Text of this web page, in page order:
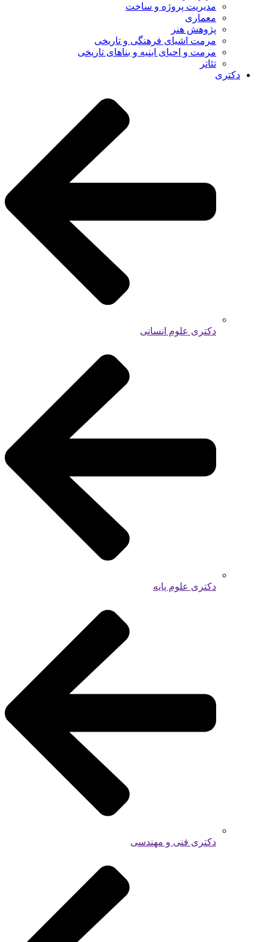
مدیریت پروژه و ساخت
معماری
پژوهش هنر
مرمت اشیای فرهنگی و تاریخی
مرمت و احیای ابنیه و بناهای تاریخی
تئاتر
دکتری
دکتری علوم انسانی
دکتری علوم پایه
دکتری فنی و مهندسی